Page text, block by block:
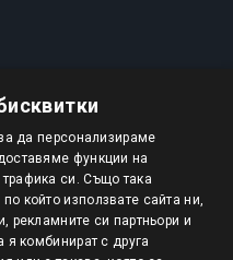
АБОНИРАНЕ
да персонализираме
функции на
си. Също така
който използвате сайта ни,
рекламните си партньори и
я комбинират с друга